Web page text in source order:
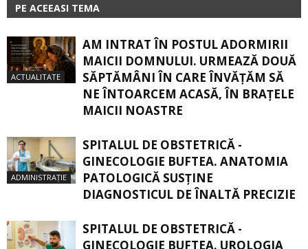
PE ACEEASI TEMA
ACTUALITATE
AM INTRAT ÎN POSTUL ADORMIRII
MAICII DOMNULUI. URMEAZĂ DOUĂ
SĂPTĂMÂNI ÎN CARE ÎNVĂŢĂM SĂ
NE ÎNTOARCEM ACASĂ, ÎN BRAŢELE
MAICII NOASTRE
ADMINISTRAȚIE
SPITALUL DE OBSTETRICĂ -
GINECOLOGIE BUFTEA. ANATOMIA
PATOLOGICĂ SUSŢINE
DIAGNOSTICUL DE ÎNALTĂ PRECIZIE
SPITALUL DE OBSTETRICĂ -
GINECOLOGIE BUFTEA. UROLOGIA